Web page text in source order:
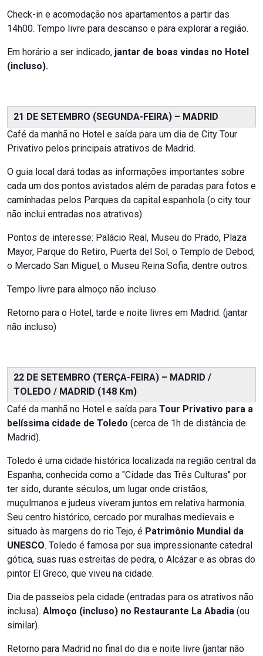
Check-in e acomodação nos apartamentos a partir das
14h00. Tempo livre para descanso e para explorar a região.
Em horário a ser indicado, jantar de boas vindas no Hotel
(incluso).
21 DE SETEMBRO (SEGUNDA-FEIRA) – MADRID
Café da manhã no Hotel e saída para um dia de City Tour
Privativo pelos principais atrativos de Madrid.
O guia local dará todas as informações importantes sobre
cada um dos pontos avistados além de paradas para fotos e
caminhadas pelos Parques da capital espanhola (o city tour
não inclui entradas nos atrativos).
Pontos de interesse: Palácio Real, Museu do Prado, Plaza
Mayor, Parque do Retiro, Puerta del Sol, o Templo de Debod,
o Mercado San Miguel, o Museu Reina Sofia, dentre outros.
Tempo livre para almoço não incluso.
Retorno para o Hotel, tarde e noite livres em Madrid. (jantar
não incluso)
22 DE SETEMBRO (TERÇA-FEIRA) – MADRID /
TOLEDO / MADRID (148 Km)
Café da manhã no Hotel e saída para Tour Privativo para a
belíssima cidade de Toledo (cerca de 1h de distância de
Madrid).
Toledo é uma cidade histórica localizada na região central da
Espanha, conhecida como a "Cidade das Três Culturas" por
ter sido, durante séculos, um lugar onde cristãos,
muçulmanos e judeus viveram juntos em relativa harmonia.
Seu centro histórico, cercado por muralhas medievais e
situado às margens do rio Tejo, é Patrimônio Mundial da
UNESCO. Toledo é famosa por sua impressionante catedral
gótica, suas ruas estreitas de pedra, o Alcázar e as obras do
pintor El Greco, que viveu na cidade.
Dia de passeios pela cidade (entradas para os atrativos não
inclusa). Almoço (incluso) no Restaurante La Abadia (ou
similar).
Retorno para Madrid no final do dia e noite livre (jantar não